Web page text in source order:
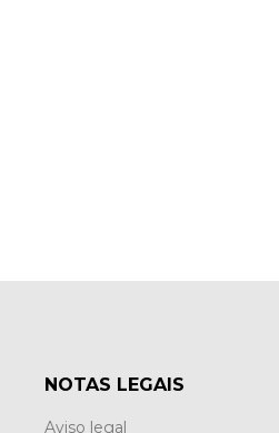
NOTAS LEGAIS
Aviso legal